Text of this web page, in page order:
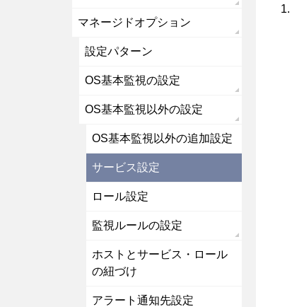
マネージドオプション
設定パターン
OS基本監視の設定
OS基本監視以外の設定
OS基本監視以外の追加設定
サービス設定
ロール設定
監視ルールの設定
ホストとサービス・ロール
の紐づけ
アラート通知先設定